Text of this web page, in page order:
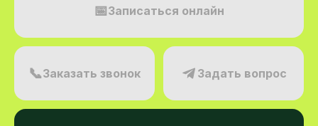
📅Записаться онлайн
📞Заказать звонок Задать вопрос